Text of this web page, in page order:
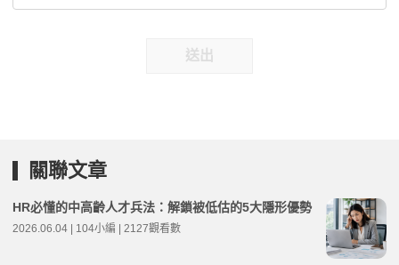
送出
關聯文章
HR必懂的中高齡人才兵法：解鎖被低估的5大隱形優勢
2026.06.04 | 104小編 | 2127觀看數